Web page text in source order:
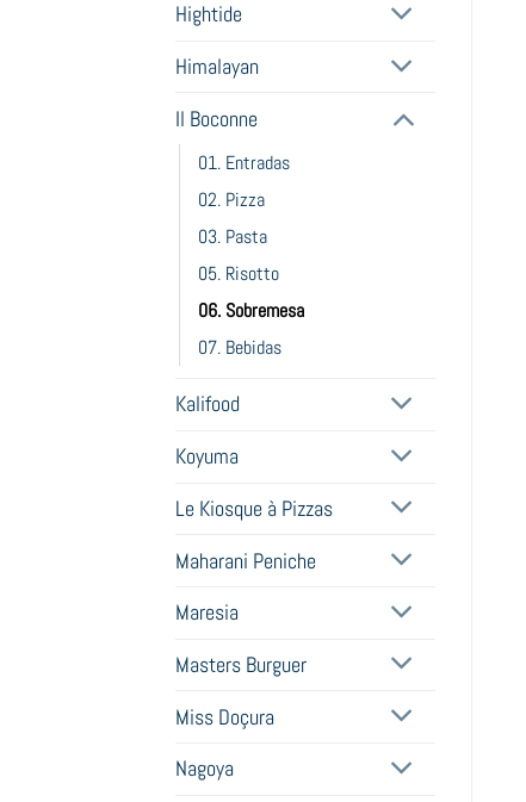
Hightide
Himalayan
Il Boconne
01. Entradas
02. Pizza
03. Pasta
05. Risotto
06. Sobremesa
07. Bebidas
Kalifood
Koyuma
Le Kiosque à Pizzas
Maharani Peniche
Maresia
Masters Burguer
Miss Doçura
Nagoya